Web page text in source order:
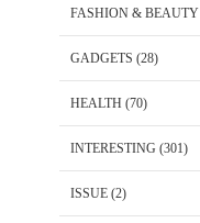
FASHION & BEAUTY
GADGETS (28)
HEALTH (70)
INTERESTING (301)
ISSUE (2)